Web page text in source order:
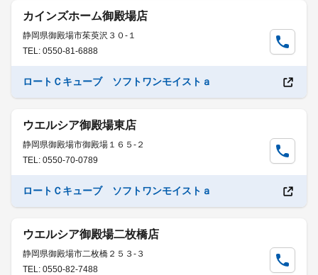
カインズホーム御殿場店
静岡県御殿場市茱萸沢３０-１
TEL: 0550-81-6888
ロートＣキューブ ソフトワンモイストａ
ウエルシア御殿場東店
静岡県御殿場市御殿場１６５-２
TEL: 0550-70-0789
ロートＣキューブ ソフトワンモイストａ
ウエルシア御殿場二枚橋店
静岡県御殿場市二枚橋２５３-３
TEL: 0550-82-7488